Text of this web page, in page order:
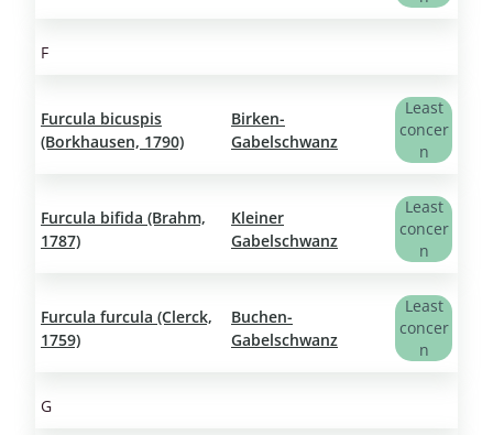
F
Furcula bicuspis
(Borkhausen, 1790)
Birken-
Gabelschwanz
Least
concer
n
Furcula bifida (Brahm,
1787)
Kleiner
Gabelschwanz
Least
concer
n
Furcula furcula (Clerck,
1759)
Buchen-
Gabelschwanz
Least
concer
n
G